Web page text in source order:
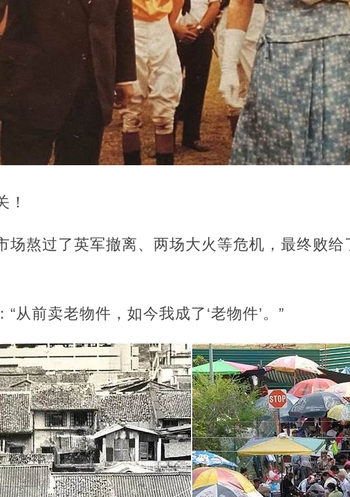
！
场熬过了英军撤离、两场大火等危机，最终败
“从前卖老物件，如今我成了‘老物件’。”